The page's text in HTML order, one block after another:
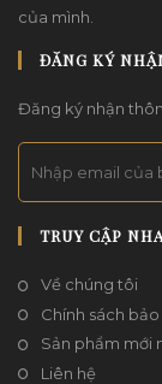
của mình.
ĐĂNG KÝ
Đăng ký nhận
TRUY CẬP
Về chúng tôi
Chính sách
Sản phẩm mới
Liên hệ